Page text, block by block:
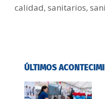
calidad, sanitarios,
ÚLTIMOS